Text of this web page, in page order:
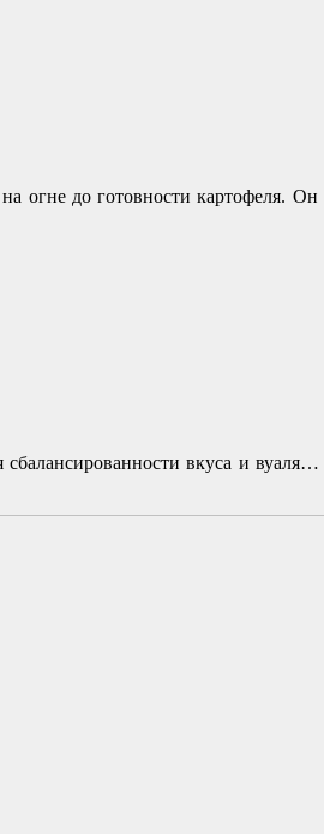
до готовности картофеля.
вкуса и